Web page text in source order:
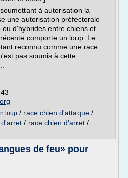
à autorisation la
une autorisation préfectorale
d'hybrides entre chiens et
comporte un loup. Le
reconnu comme une race
pas soumis à cette
loup / race chien d'attaque /
/ race chien d'arret /
de feu» pour